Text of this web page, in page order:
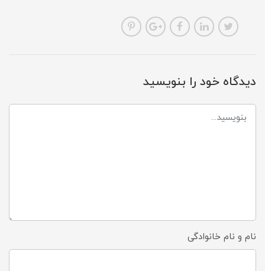
دیدگاه خود را بنویسید
نام و نام خانوادگی